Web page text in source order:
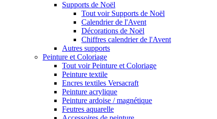
Supports de Noël
Tout voir Supports de Noël
Calendrier de l'Avent
Décorations de Noël
Chiffres calendrier de l'Avent
Autres supports
Peinture et Coloriage
Tout voir Peinture et Coloriage
Peinture textile
Encres textiles Versacraft
Peinture acrylique
Peinture ardoise / magnétique
Feutres aquarelle